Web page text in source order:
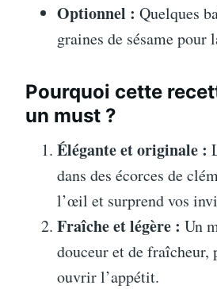
Optionnel : Quelques
graines de sésame pour
Pourquoi cette
un must ?
Élégante et originale :
dans des écorces de
l’œil et surprend vos
Fraîche et légère : Un
douceur et de fraîcheur,
ouvrir l’appétit.